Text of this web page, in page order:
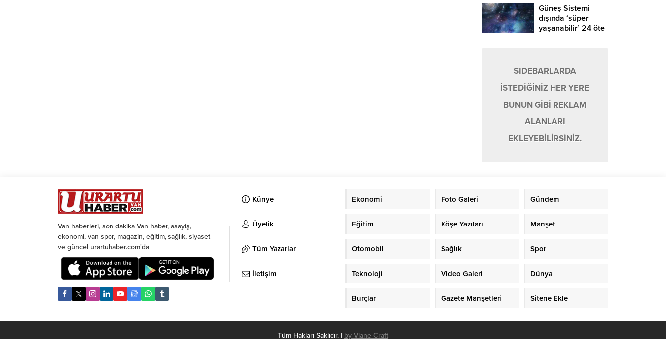
Güneş Sistemi
dışında ‘süper
yaşanabilir’ 24 öte
SIDEBARLARDA
İSTEDİĞİNİZ HER YERE
BUNUN GİBİ REKLAM
ALANLARI
EKLEYEBİLİRSİNİZ.
Van haberleri, son dakika Van haber, asayiş,
ekonomi, van spor, magazin, eğitim, sağlık, siyaset
ve güncel urartuhaber.com'da
Künye
Üyelik
Tüm Yazarlar
İletişim
Ekonomi Foto Galeri Gündem
Eğitim Köşe Yazıları Manşet
Otomobil Sağlık Spor
Teknoloji Video Galeri Dünya
Burçlar Gazete Manşetleri Sitene Ekle
Tüm Hakları Saklıdır. | by Viane Craft